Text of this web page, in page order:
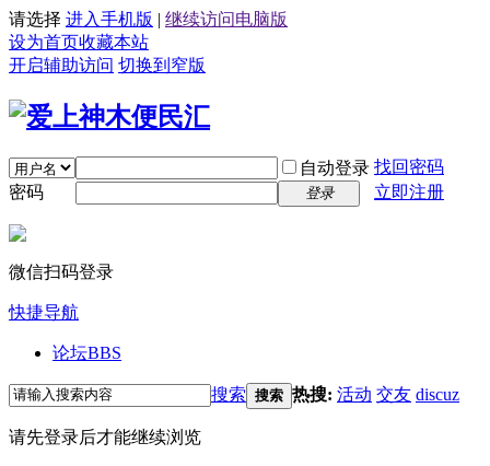
请选择 进入手机版 | 继续访问电脑版
设为首页收藏本站
开启辅助访问 切换到窄版
自动登录 找回密码
密码
登录 立即注册
微信扫码登录
快捷导航
论坛BBS
搜索 搜索 热搜: 活动 交友 discuz
请先登录后才能继续浏览